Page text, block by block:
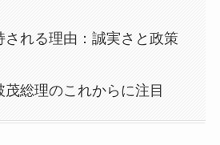
される理由：誠実さと政策
茂総理のこれからに注目